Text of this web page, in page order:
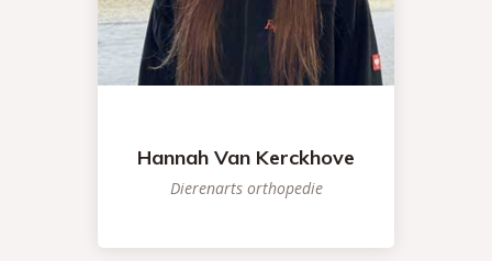
Hannah Van Kerckhove
Dierenarts orthopedie